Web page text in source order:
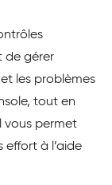
de gérer
les problèmes
tout en
vous permet
effort à l’aide